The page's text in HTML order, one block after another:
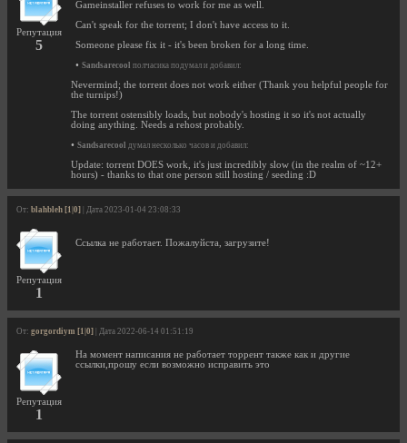
Репутация
5
Gameinstaller refuses to work for me as well.
Can't speak for the torrent; I don't have access to it.
Someone please fix it - it's been broken for a long time.
• Sandsarecool полчасика подумал и добавил:
Nevermind; the torrent does not work either (Thank you helpful people for
the turnips!)
The torrent ostensibly loads, but nobody's hosting it so it's not actually
doing anything. Needs a rehost probably.
• Sandsarecool думал несколько часов и добавил:
Update: torrent DOES work, it's just incredibly slow (in the realm of ~12+
hours) - thanks to that one person still hosting / seeding :D
От: blahbleh [1|0] | Дата 2023-01-04 23:08:33
Репутация
1
Ссылка не работает. Пожалуйста, загрузите!
От: gorgordiym [1|0] | Дата 2022-06-14 01:51:19
Репутация
1
На момент написания не работает торрент также как и другие
ссылки,прошу если возможно исправить это